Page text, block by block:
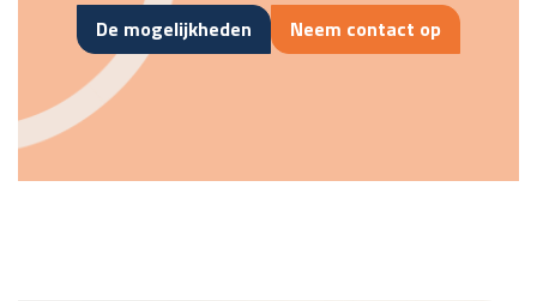
De mogelijkheden Neem contact op